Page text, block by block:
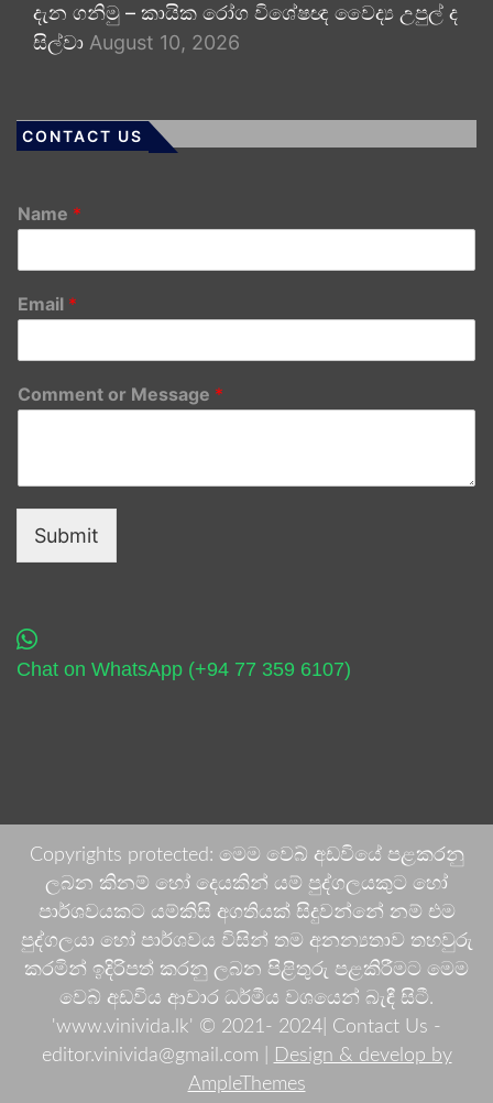
දැන ගනිමු – කායික රෝග විශේෂඥ වෛද්‍ය උපුල් ද
සිල්වා August 10, 2026
CONTACT US
Name *
Email *
Comment or Message *
Submit
Chat on WhatsApp (+94 77 359 6107)
Copyrights protected: මෙම වෙබ් අඩවියේ පළකරනු
ලබන කිනම් හෝ දෙයකින් යම් පුද්ගලයකුට හෝ
පාර්ශවයකට යම්කිසි අගතියක් සිදුවන්නේ නම් එම
පුද්ගලයා හෝ පාර්ශවය විසින් තම අනන්‍යතාව තහවුරු
කරමින් ඉදිරිපත් කරනු ලබන පිළිතුරු පළකිරීමට මෙම
වෙබ් අඩවිය ආචාර ධර්මීය වශයෙන් බැඳී සිටී.
'www.vinivida.lk' © 2021- 2024| Contact Us -
editor.vinivida@gmail.com |
Design & develop by
AmpleThemes